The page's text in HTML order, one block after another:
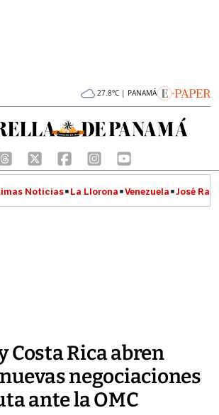
27.8°C | PANAMÁ
Noticias La Llorona Venezuela José
Costa Rica abren
negociaciones
ante la OMC